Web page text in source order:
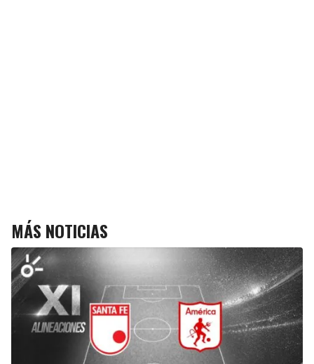
MÁS NOTICIAS